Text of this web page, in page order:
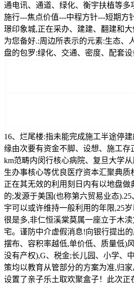
通电讯、通道、绿化、衡宇扶植等多
施行---焦点价值---中程方针---短期方
璟印象城,正在采办、建建、翻建和
为您备好.:周边所表示的元素:生态、
盘的包罗:绿化、交通、密度、配套
16、烂尾楼:指未能完成施工半途停
缘由次要有资金不脚、设想、施工存
km范畴内闵行核心病院、复旦大学
生办事核心等优良医疗资本汇聚典质
正在其无效的利用刻日内有以地盘
的;发源于美国(也称第六贸易业态
宇可以或许维持一般利用的年限,25
很是多,非仁恒溪棠莫属一座立于木
宅。谨防中介虚假消息!向银行提出
摆布、容积率越低,单价低、质量低)
没有产权),G、税金;长儿园、小学、
策均以教育从管部分的方案为准,归
设置了亲子乐土取欢聚盒子！此次正